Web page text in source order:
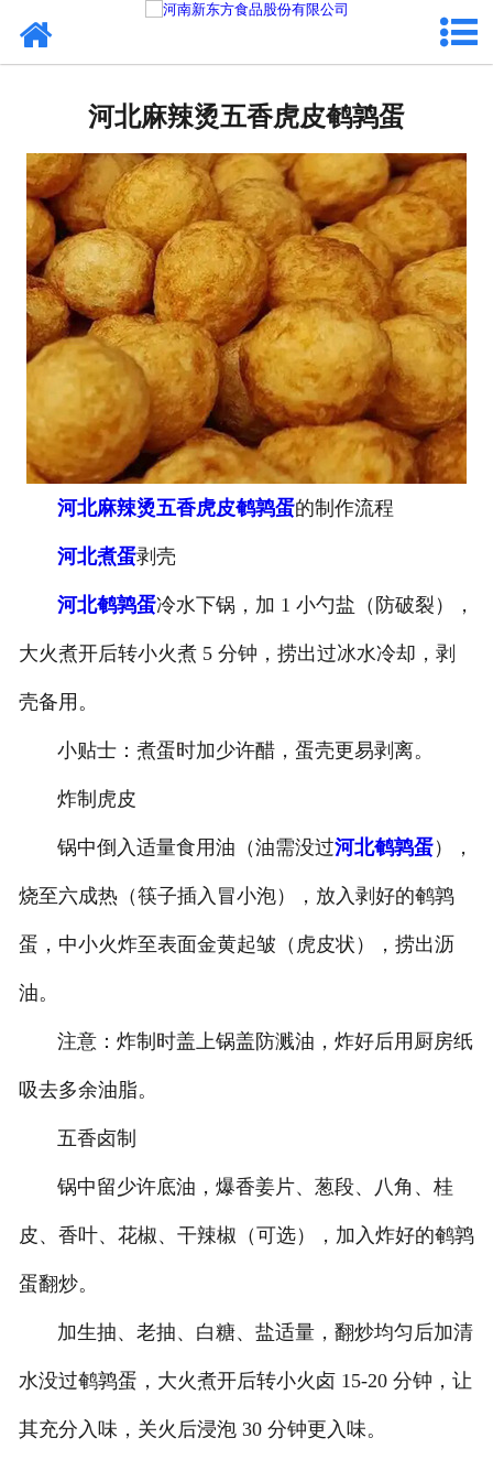
河北熟食品
河北调味品
河北鸡蛋壳粉
河北新东方食品
河北食品代加工
河北精忠报国八大锤典故版
河北蜜汁味卤蛋
河北麻辣烫五香虎皮鹌鹑蛋
河北麻辣烫五香虎皮鹌鹑蛋的制作流程
河北煮蛋剥壳
河北鹌鹑蛋冷水下锅，加 1 小勺盐（防破裂），
大火煮开后转小火煮 5 分钟，捞出过冰水冷却，剥
壳备用。
小贴士：煮蛋时加少许醋，蛋壳更易剥离。
炸制虎皮
锅中倒入适量食用油（油需没过河北鹌鹑蛋），
烧至六成热（筷子插入冒小泡），放入剥好的鹌鹑
蛋，中小火炸至表面金黄起皱（虎皮状），捞出沥
油。
注意：炸制时盖上锅盖防溅油，炸好后用厨房纸
吸去多余油脂。
五香卤制
锅中留少许底油，爆香姜片、葱段、八角、桂
皮、香叶、花椒、干辣椒（可选），加入炸好的鹌鹑
蛋翻炒。
加生抽、老抽、白糖、盐适量，翻炒均匀后加清
水没过鹌鹑蛋，大火煮开后转小火卤 15-20 分钟，让
其充分入味，关火后浸泡 30 分钟更入味。